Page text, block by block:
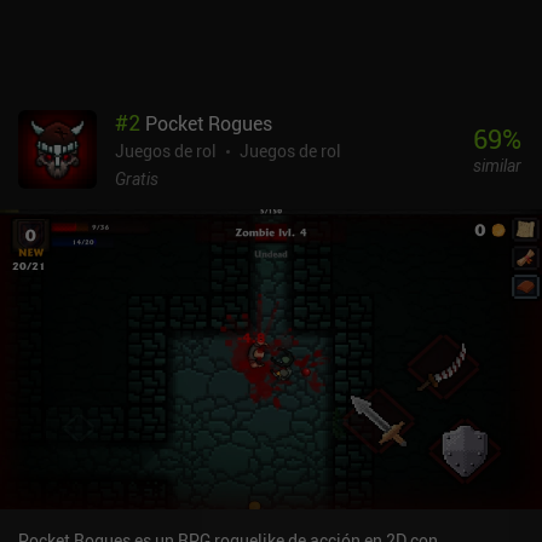
Según los informes, el juego final es muy pesado a menos que
paguemos, pero si disfrutas del juego principal como jugador
ocasional, la experiencia free-to-play es buena. Si te gustan los
Call of Duty y los RPG ligeros como Genshin, creo que éste te
encantará por su gran calidad.
#2 Pocket Rogues
Juegos de rol
Juegos de rol
Gratis
69%
similar